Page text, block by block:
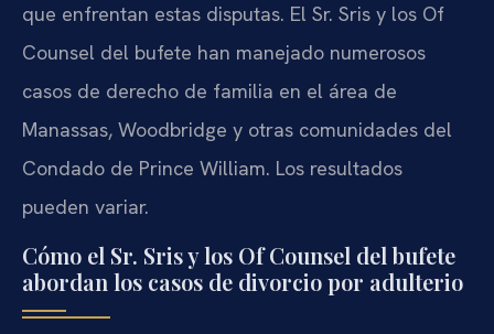
que enfrentan estas disputas. El Sr. Sris y los Of
Counsel del bufete han manejado numerosos
casos de derecho de familia en el área de
Manassas, Woodbridge y otras comunidades del
Condado de Prince William. Los resultados
pueden variar.
Cómo el Sr. Sris y los Of Counsel del bufete
abordan los casos de divorcio por adulterio